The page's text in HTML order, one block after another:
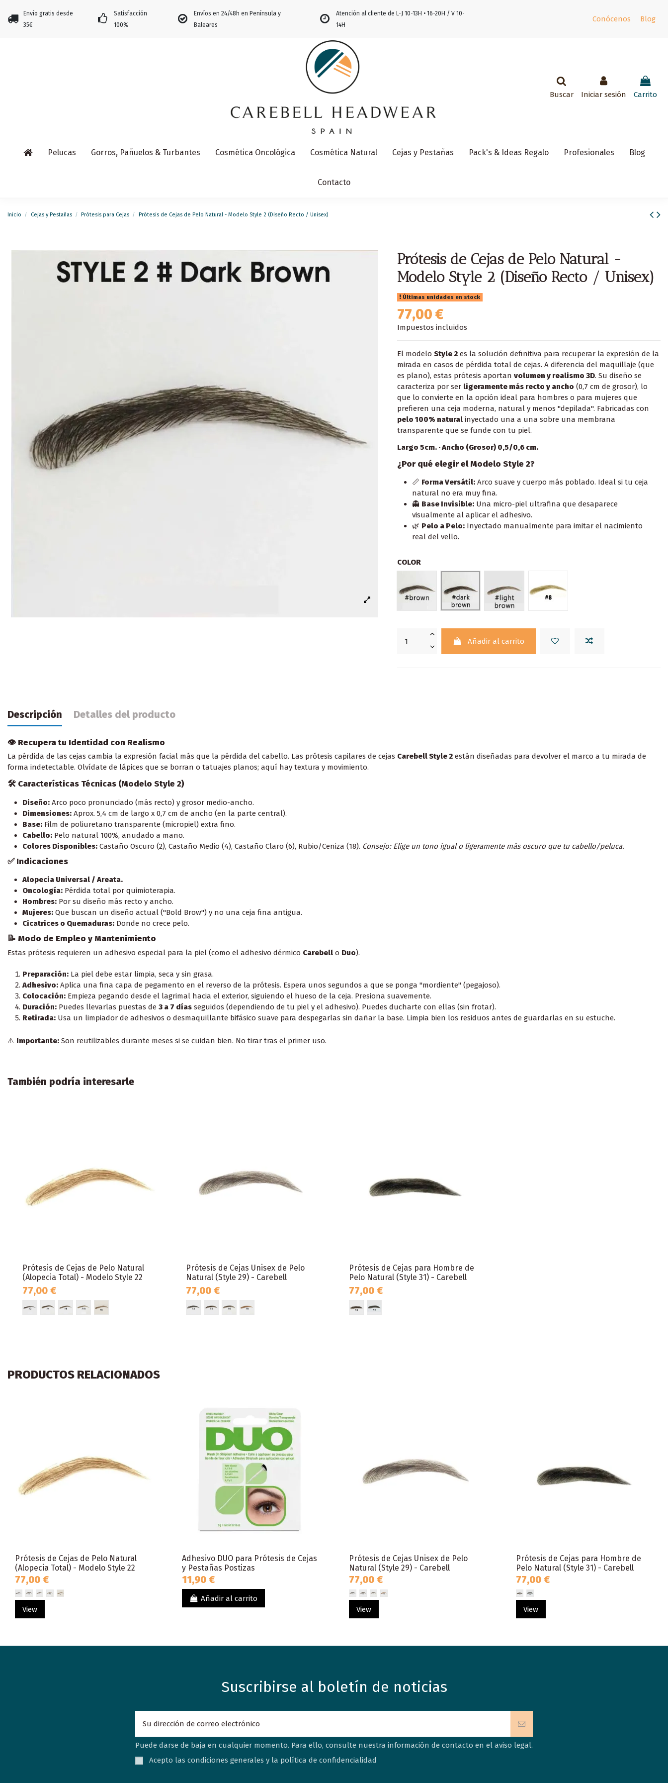
Envío gratis desde
35€
Satisfacción
100%
Envíos en 24/48h en Península y
Baleares
Atención al cliente de L-J 10-13H • 16-20H / V 10-
14H
Conócenos Blog
Buscar Iniciar sesión Carrito
Pelucas Gorros, Pañuelos & Turbantes Cosmética Oncológica Cosmética Natural Cejas y Pestañas Pack's & Ideas Regalo Profesionales Blog
Contacto
Inicio Cejas y Pestañas Prótesis para Cejas Prótesis de Cejas de Pelo Natural - Modelo Style 2 (Diseño Recto / Unisex)
Prótesis de Cejas de Pelo Natural -
Modelo Style 2 (Diseño Recto / Unisex)
Últimas unidades en stock
77,00 €
Impuestos incluidos
El modelo Style 2es la solución definitiva para recuperar la expresión de la
mirada en casos de pérdida total de cejas. A diferencia del maquillaje (que
es plano), estas prótesis aportan volumen y realismo 3D. Su diseño se
caracteriza por ser ligeramente más recto y ancho (0,7 cm de grosor), lo
que lo convierte en la opción ideal para hombres o para mujeres que
prefieren una ceja moderna, natural y menos "depilada". Fabricadas con
pelo 100% naturalinyectado una a una sobre una membrana
transparente que se funde con tu piel.
Largo 5cm. · Ancho (Grosor) 0,5/0,6 cm.
¿Por qué elegir el Modelo Style 2?
📏 Forma Versátil:Arco suave y cuerpo más poblado. Ideal si tu ceja
natural no era muy fina.
👻 Base Invisible:Una micro-piel ultrafina que desaparece
visualmente al aplicar el adhesivo.
🌿 Pelo a Pelo:Inyectado manualmente para imitar el nacimiento
real del vello.
COLOR
STYLO 2 COLOR 6 BROWN STYLO 2 COLOR 18 LIGHT BROWN
STYLO 2 COLOR 8 BLONDE
Añadir al carrito
Descripción Detalles del producto
👁️ Recupera tu Identidad con Realismo
La pérdida de las cejas cambia la expresión facial más que la pérdida del cabello. Las prótesis capilares de cejas Carebell Style 2 están diseñadas para devolver el marco a tu mirada de
forma indetectable. Olvídate de lápices que se borran o tatuajes planos; aquí hay textura y movimiento.
🛠️ Características Técnicas (Modelo Style 2)
Diseño: Arco poco pronunciado (más recto) y grosor medio-ancho.
Dimensiones: Aprox. 5,4 cm de largo x 0,7 cm de ancho (en la parte central).
Base: Film de poliuretano transparente (micropiel) extra fino.
Cabello: Pelo natural 100%, anudado a mano.
Colores Disponibles: Castaño Oscuro (2), Castaño Medio (4), Castaño Claro (6), Rubio/Ceniza (18). Consejo: Elige un tono igual o ligeramente más oscuro que tu cabello/peluca.
✅ Indicaciones
Alopecia Universal / Areata.
Oncología: Pérdida total por quimioterapia.
Hombres: Por su diseño más recto y ancho.
Mujeres: Que buscan un diseño actual ("Bold Brow") y no una ceja fina antigua.
Cicatrices o Quemaduras: Donde no crece pelo.
📝 Modo de Empleo y Mantenimiento
Estas prótesis requieren un adhesivo especial para la piel (como el adhesivo dérmico Carebell o Duo).
Preparación: La piel debe estar limpia, seca y sin grasa.
Adhesivo: Aplica una fina capa de pegamento en el reverso de la prótesis. Espera unos segundos a que se ponga "mordiente" (pegajoso).
Colocación: Empieza pegando desde el lagrimal hacia el exterior, siguiendo el hueso de la ceja. Presiona suavemente.
Duración: Puedes llevarlas puestas de 3 a 7 días seguidos (dependiendo de tu piel y el adhesivo). Puedes ducharte con ellas (sin frotar).
Retirada: Usa un limpiador de adhesivos o desmaquillante bifásico suave para despegarlas sin dañar la base. Limpia bien los residuos antes de guardarlas en su estuche.
⚠️ Importante: Son reutilizables durante meses si se cuidan bien. No tirar tras el primer uso.
También podría interesarle
Prótesis de Cejas de Pelo Natural
(Alopecia Total) - Modelo Style 22
77,00 €
Prótesis de Cejas Unisex de Pelo
Natural (Style 29) - Carebell
77,00 €
Prótesis de Cejas para Hombre de
Pelo Natural (Style 31) - Carebell
77,00 €
PRODUCTOS RELACIONADOS
Prótesis de Cejas de Pelo Natural
(Alopecia Total) - Modelo Style 22
77,00 €
View
Adhesivo DUO para Prótesis de Cejas
y Pestañas Postizas
11,90 €
Añadir al carrito
Prótesis de Cejas Unisex de Pelo
Natural (Style 29) - Carebell
77,00 €
View
Prótesis de Cejas para Hombre de
Pelo Natural (Style 31) - Carebell
77,00 €
View
Suscribirse al boletín de noticias
Puede darse de baja en cualquier momento. Para ello, consulte nuestra información de contacto en el aviso legal.
Acepto las condiciones generales y la política de confidencialidad